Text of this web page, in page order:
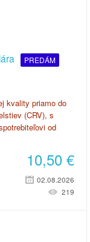
PREDÁM
kvality priamo do
(CRV), s
od
10,50 €
02.08.2026
219